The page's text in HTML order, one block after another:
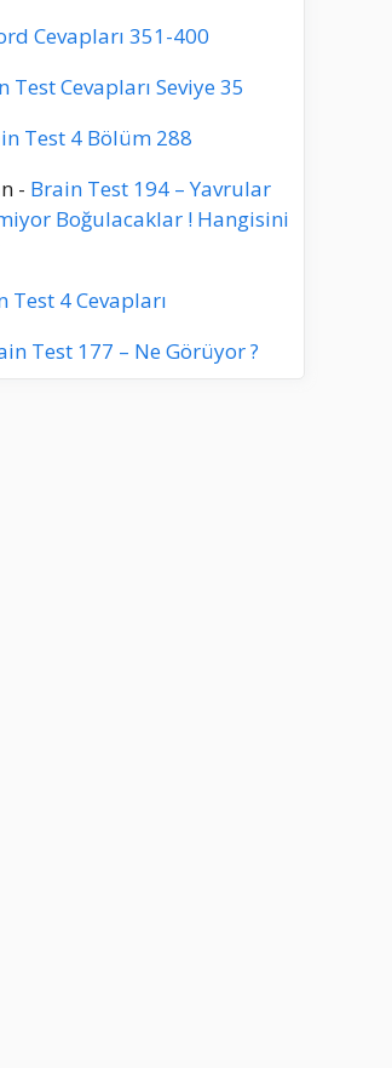
Cevapları 351-400
Test Cevapları Seviye 35
Test 4 Bölüm 288
- Brain Test 194 – Yavrular
Boğulacaklar ! Hangisini
Test 4 Cevapları
Test 177 – Ne Görüyor ?